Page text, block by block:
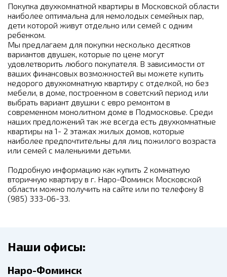
Покупка двухкомнатной квартиры в Московской области
наиболее оптимальна для немолодых семейных пар,
дети которой живут отдельно или семей с одним
ребенком.
Мы предлагаем для покупки несколько десятков
вариантов двушек, которые по цене могут
удовлетворить любого покупателя. В зависимости от
ваших финансовых возможностей вы можете купить
недорого двухкомнатную квартиру с отделкой, но без
мебели, в доме, построенном в советский период или
выбрать вариант двушки с евро ремонтом в
современном монолитном доме в Подмосковье. Среди
наших предложений так же всегда есть двухкомнатные
квартиры на 1- 2 этажах жилых домов, которые
наиболее предпочтительны для лиц пожилого возраста
или семей с маленькими детьми.
Подробную информацию как купить 2 комнатную
вторичную квартиру в г. Наро-Фоминск Московской
области можно получить на сайте или по телефону 8
(985) 333-06-33.
Наши офисы:
Наро-Фоминск